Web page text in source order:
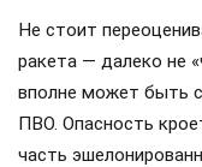
Не стоит
ракета — далеко не
вполне может быть
ПВО. Опасность
часть